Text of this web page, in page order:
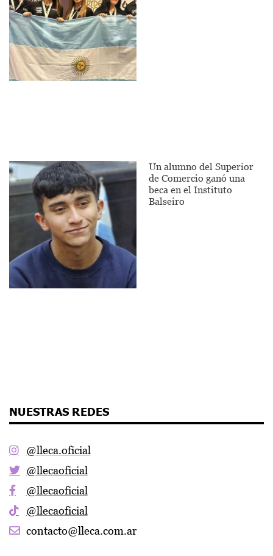
Un alumno del Superior
de Comercio ganó una
beca en el Instituto
Balseiro
NUESTRAS REDES
@lleca.oficial
@llecaoficial
@llecaoficial
@llecaoficial
contacto@lleca.com.ar